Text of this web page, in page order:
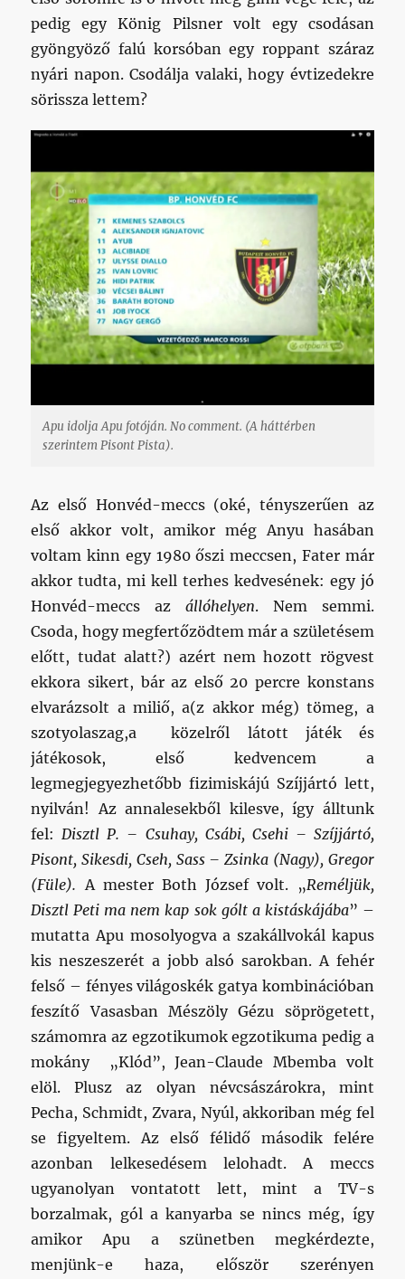
pedig egy König Pilsner volt egy csodásan
gyöngyöző falú korsóban egy roppant száraz
nyári napon. Csodálja valaki, hogy évtizedekre
sörissza lettem?
Apu idolja Apu fotóján. No comment. (A háttérben
szerintem Pisont Pista).
Az első Honvéd-meccs (oké, tényszerűen az
első akkor volt, amikor még Anyu hasában
voltam kinn egy 1980 őszi meccsen, Fater már
akkor tudta, mi kell terhes kedvesének: egy jó
Honvéd-meccs az állóhelyen. Nem semmi.
Csoda, hogy megfertőzödtem már a születésem
előtt, tudat alatt?) azért nem hozott rögvest
ekkora sikert, bár az első 20 percre konstans
elvarázsolt a miliő, a(z akkor még) tömeg, a
szotyolaszag,a közelről látott játék és
játékosok, első kedvencem a
legmegjegyezhetőbb fizimiskájú Szíjjártó lett,
nyilván! Az annalesekből kilesve, így álltunk
fel: Disztl P. – Csuhay, Csábi, Csehi – Szíjjártó,
Pisont, Sikesdi, Cseh, Sass – Zsinka (Nagy), Gregor
(Füle). A mester Both József volt. „Reméljük,
Disztl Peti ma nem kap sok gólt a kistáskájába” –
mutatta Apu mosolyogva a szakállvokál kapus
kis neszeszerét a jobb alsó sarokban. A fehér
felső – fényes világoskék gatya kombinációban
feszítő Vasasban Mészöly Gézu söprögetett,
számomra az egzotikumok egzotikuma pedig a
mokány „Klód”, Jean-Claude Mbemba volt
elöl. Plusz az olyan névcsászárokra, mint
Pecha, Schmidt, Zvara, Nyúl, akkoriban még fel
se figyeltem. Az első félidő második felére
azonban lelkesedésem lelohadt. A meccs
ugyanolyan vontatott lett, mint a TV-s
borzalmak, gól a kanyarba se nincs még, így
amikor Apu a szünetben megkérdezte,
menjünk-e haza, először szerényen